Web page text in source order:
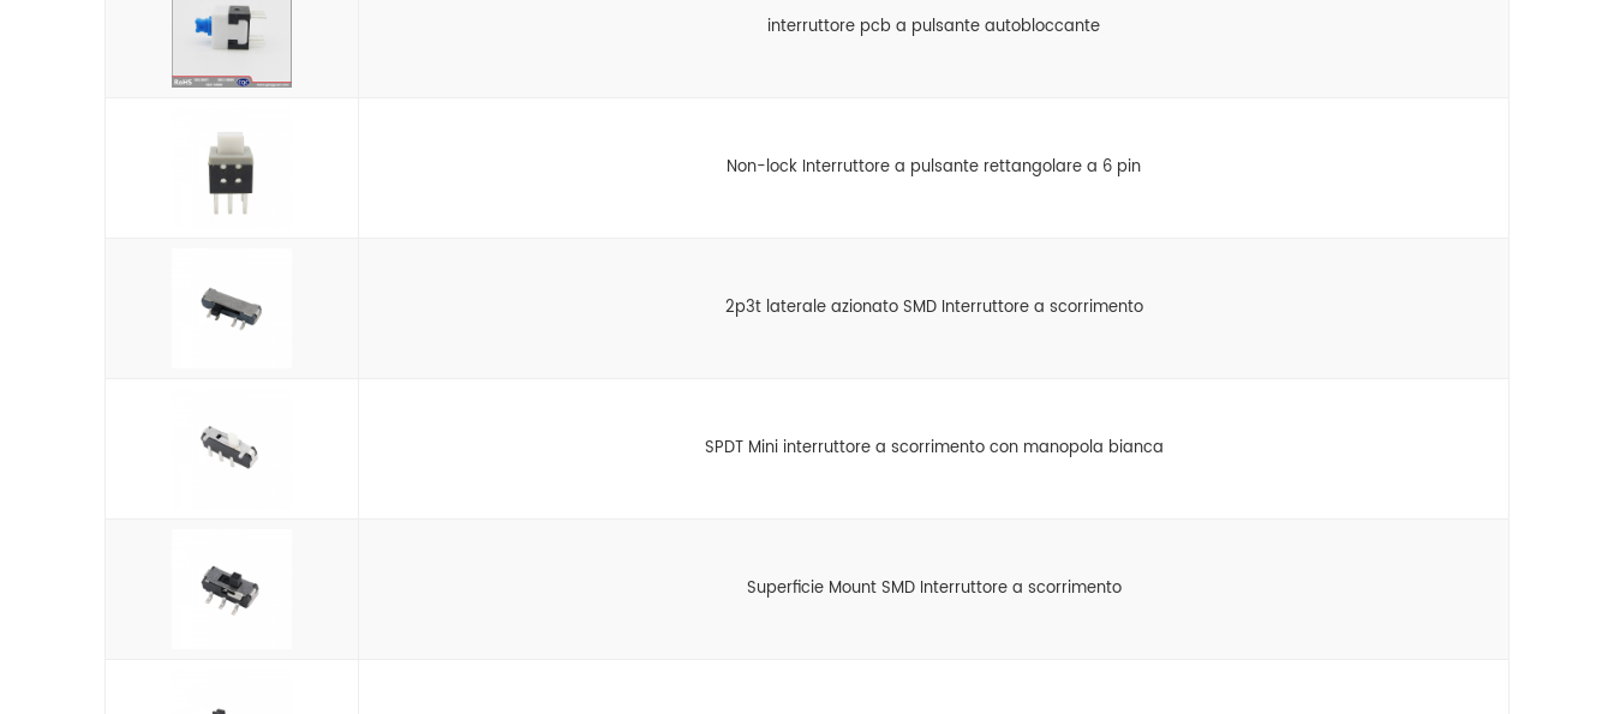
interruttore pcb a pulsante autobloccante
Non-lock Interruttore a pulsante rettangolare a 6 pin
2p3t laterale azionato SMD Interruttore a scorrimento
SPDT Mini interruttore a scorrimento con manopola bianca
Superficie Mount SMD Interruttore a scorrimento